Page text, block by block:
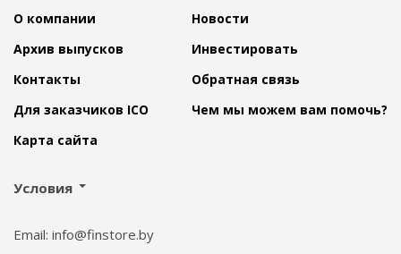
О компании
Новости
Архив выпусков
Инвестировать
Контакты
Обратная связь
Для заказчиков ICO
Чем мы можем вам помочь?
Карта сайта
Условия
Email: info@finstore.by